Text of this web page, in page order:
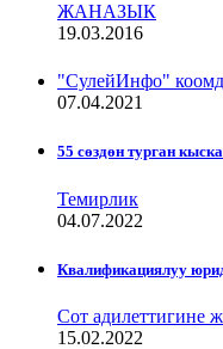
ЖАНАЗЫК
19.03.2016
"СулейИнфо"
07.04.2021
55 сөздөн турган
Темирлик
04.07.2022
Квалификациялуу
Сот адилеттигине
15.02.2022